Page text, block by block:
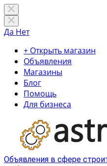
Да Нет
+ Открыть магазин
Объявления
Магазины
Блог
Помощь
Для бизнеса
Объявления в сфере